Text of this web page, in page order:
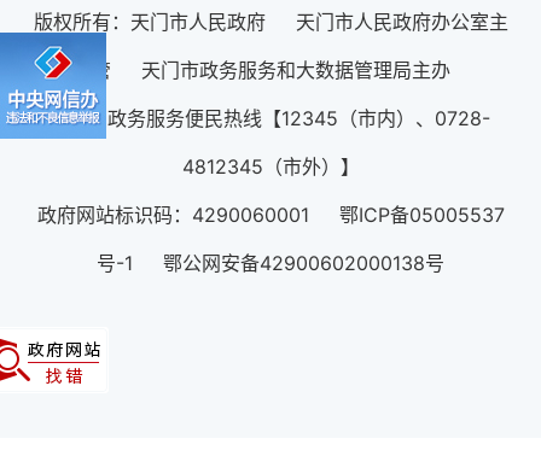
版权所有：天门市人民政府 天门市人民政府办公室主
管 天门市政务服务和大数据管理局主办
12345政务服务便民热线【12345（市内）、0728-
4812345（市外）】
政府网站标识码：4290060001 鄂ICP备05005537
号-1 鄂公网安备42900602000138号